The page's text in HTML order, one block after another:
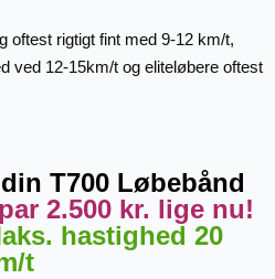
oftest rigtigt fint med 9-12 km/t,
ved 12-15km/t og eliteløbere oftest
T700 Løbebånd
2.500 kr. lige nu!
hastighed 20
t